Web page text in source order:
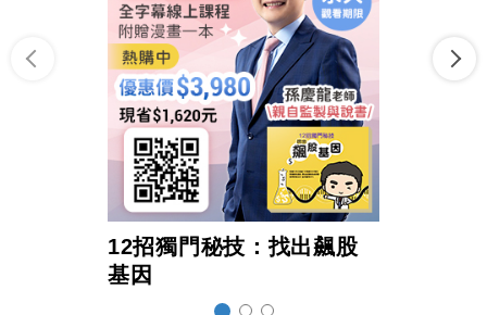
12招獨門秘技：找出飆股
基因